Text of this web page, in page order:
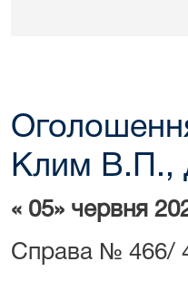
Клим В.П.,
« 05» червня
Справа № 466/